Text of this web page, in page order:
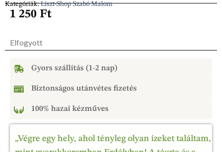
Kategóriák:Liszt-Shop Szabó Malom
1 250 Ft
Elfogyott
Gyors szállítás (1-2 nap)
Biztonságos utánvétes fizetés
100% hazai kézműves
„Végre egy hely, ahol tényleg olyan ízeket találtam,